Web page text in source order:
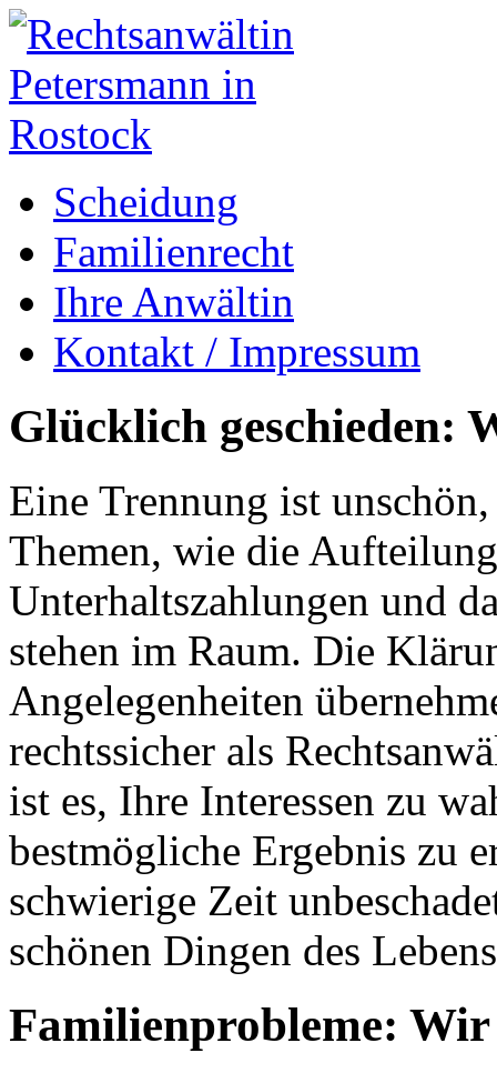
Scheidung
Familienrecht
Ihre Anwältin
Kontakt / Impressum
Glücklich geschieden:
Eine Trennung ist
Themen, wie die
Unterhaltszahlungen und
stehen im Raum. Die
Angelegenheiten
rechtssicher als
ist es, Ihre Interessen zu
bestmögliche Ergebnis zu
schwierige Zeit
schönen Dingen des
Familienprobleme: Wir